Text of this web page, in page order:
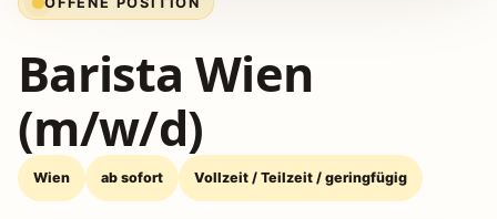
Barista Wien
(m/w/d)
Wien ab sofort Vollzeit / Teilzeit / geringfügig